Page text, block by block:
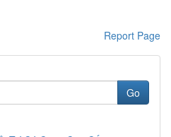
Report Page
Go